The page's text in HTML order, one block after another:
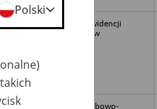
księgi ewidencji
członków
akta osobowo-
Polski